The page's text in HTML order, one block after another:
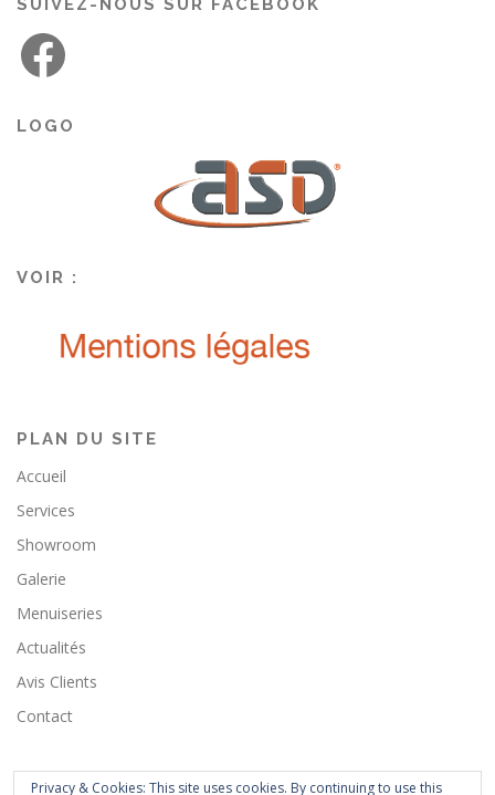
SUIVEZ-NOUS SUR FACEBOOK
LOGO
VOIR :
PLAN DU SITE
Accueil
Services
Showroom
Galerie
Menuiseries
Actualités
Avis Clients
Contact
Privacy & Cookies: This site uses cookies. By continuing to use this